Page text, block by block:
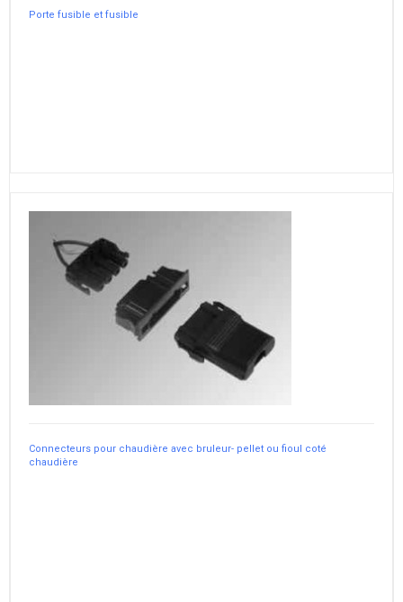
Porte fusible et fusible
Connecteurs pour chaudière avec bruleur- pellet ou fioul coté
chaudière